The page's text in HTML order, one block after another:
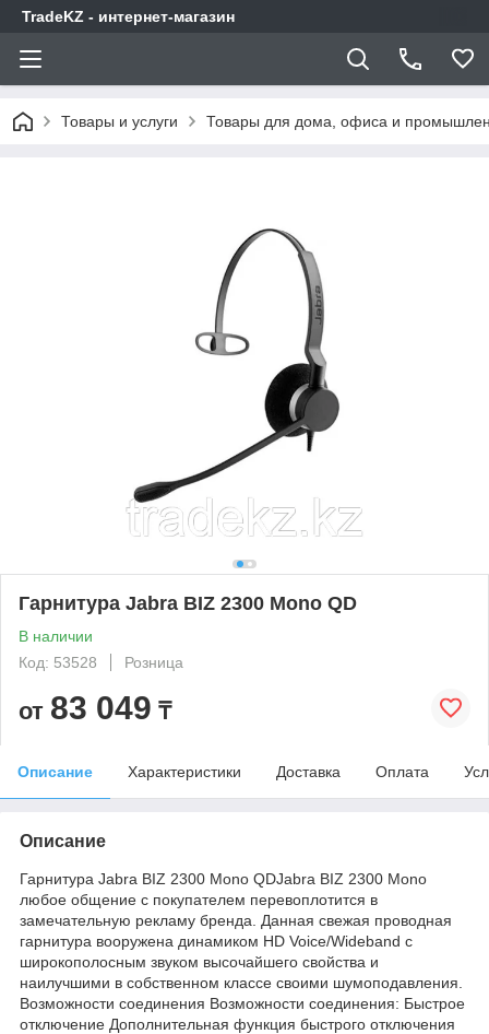
TradeKZ - интернет-магазин
Товары и услуги Товары для дома, офиса и
Гарнитура Jabra BIZ 2300 Mono QD
В наличии
Код: 53528
Розница
от 83 049 ₸
Описание Характеристики Доставка Оплата
Описание
Гарнитура Jabra BIZ 2300 Mono QDJabra BIZ 2300 Mono
любое общение с покупателем перевоплотится в
замечательную рекламу бренда. Данная свежая проводная
гарнитура вооружена динамиком HD Voice/Wideband с
широкополосным звуком высочайшего свойства и
наилучшими в собственном классе своими шумоподавления.
Возможности соединения Возможности соединения: Быстрое
отключение Дополнительная функция быстрого отключения